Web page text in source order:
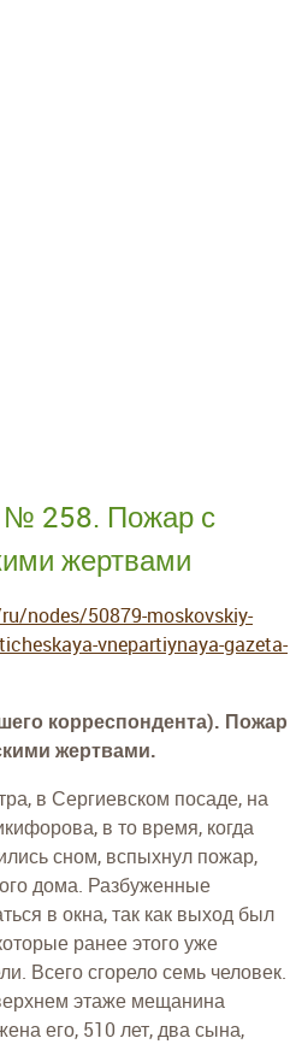
№ 258. Пожар с
жертвами
nodes/50879-moskovskiy-
vnepartiynaya-gazeta-
корреспондента). Пожар
жертвами.
в Сергиевском посаде, на
в то время, когда
сном, вспыхнул пожар,
дома. Разбуженные
в окна, так как выход был
ранее этого уже
Всего сгорело семь человек.
этаже мещанина
его, 510 лет, два сына,